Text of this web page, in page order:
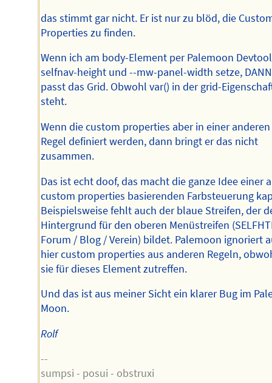
das stimmt gar nicht. Er ist nur zu blöd, die
Properties zu finden.
Wenn ich am body-Element per Palemoon
selfnav-height und --mw-panel-width setze, DANN
passt das Grid. Obwohl var() in der grid-
steht.
Wenn die custom properties aber in einer anderen
Regel definiert werden, dann bringt er das nicht
zusammen.
Das ist echt doof, das macht die ganze Idee einer
custom properties basierenden Farbsteuerung
Beispielsweise fehlt auch der blaue Streifen, der
Hintergrund für den oberen Menüstreifen
Forum / Blog / Verein) bildet. Palemoon ignoriert
hier custom properties aus anderen Regeln,
sie für dieses Element zutreffen.
Und das ist aus meiner Sicht ein klarer Bug im
Moon.
Rolf
--
sumpsi - posui - obstruxi